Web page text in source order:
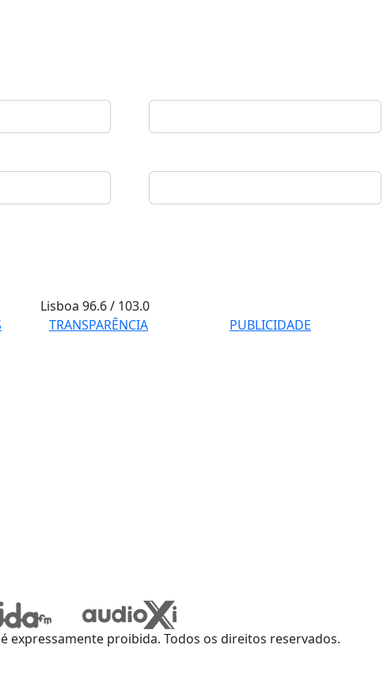
Lisboa96.6 / 103.0
TRANSPARÊNCIA
PUBLICIDADE
expressamente proibida. Todos os direitos reservados.